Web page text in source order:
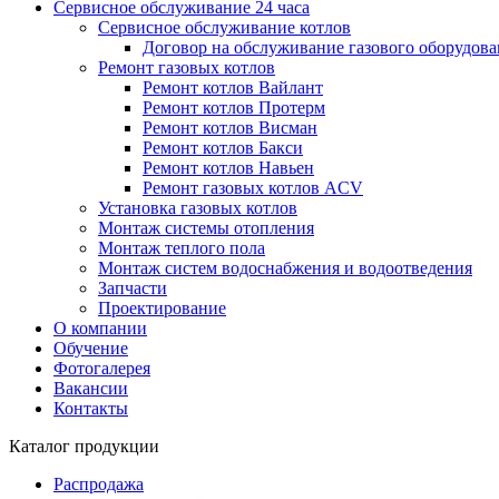
Сервисное обслуживание 24 часа
Сервисное обслуживание котлов
Договор на обслуживание газового
Ремонт газовых котлов
Ремонт котлов Вайлант
Ремонт котлов Протерм
Ремонт котлов Висман
Ремонт котлов Бакси
Ремонт котлов Навьен
Ремонт газовых котлов ACV
Установка газовых котлов
Монтаж системы отопления
Монтаж теплого пола
Монтаж систем водоснабжения и водоотведения
Запчасти
Проектирование
О компании
Обучение
Фотогалерея
Вакансии
Контакты
Каталог продукции
Распродажа